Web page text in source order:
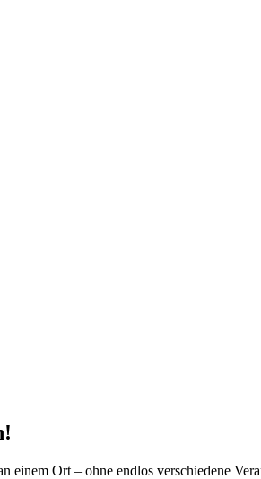
Ort – ohne endlos verschiedene